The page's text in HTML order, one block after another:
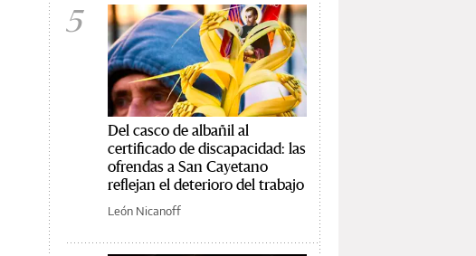
5
Del casco de albañil al
certificado de discapacidad: las
ofrendas a San Cayetano
reflejan el deterioro del trabajo
León Nicanoff